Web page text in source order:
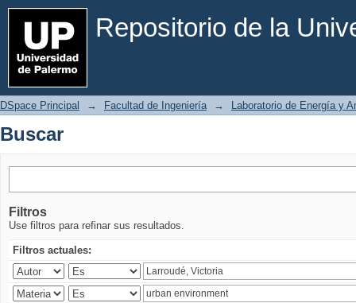
Repositorio de la
Buscar
DSpace Principal → Facultad de Ingeniería → Laboratorio de Energía y
Buscar
Filtros
Use filtros para refinar sus resultados.
Filtros actuales: